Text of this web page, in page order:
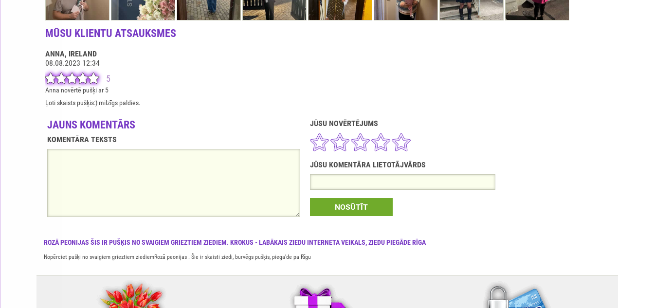
ROZĀ PEONIJAS ŠIS IR PUŠĶIS NO SVAIGIEM GRIEZTIEM ZIEDIEM. KROKUS - LABĀKAIS ZIEDU INTERNETA VEIKALS, ZIEDU PIEGĀDE RĪGA
Nopērciet pušķi no svaigiem grieztiem ziediemRozā peonijas . Šie ir skaisti ziedi, burvēgs pušķis, piega'de pa Rīgu
MŪSU KLIENTU ATSAUKSMES
ANNA, IRELAND
08.08.2023 12:34
5
Anna novērtē pušķi ar 5
Ļoti skaists pušķis:) milzīgs paldies.
JAUNS KOMENTĀRS
KOMENTĀRA TEKSTS
JŪSU NOVĒRTĒJUMS
JŪSU KOMENTĀRA LIETOTĀJVĀRDS
NOSŪTĪT